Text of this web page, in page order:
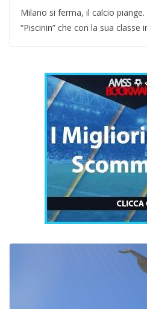
Milano si ferma, il calcio
“Piscinin” che con la sua classe